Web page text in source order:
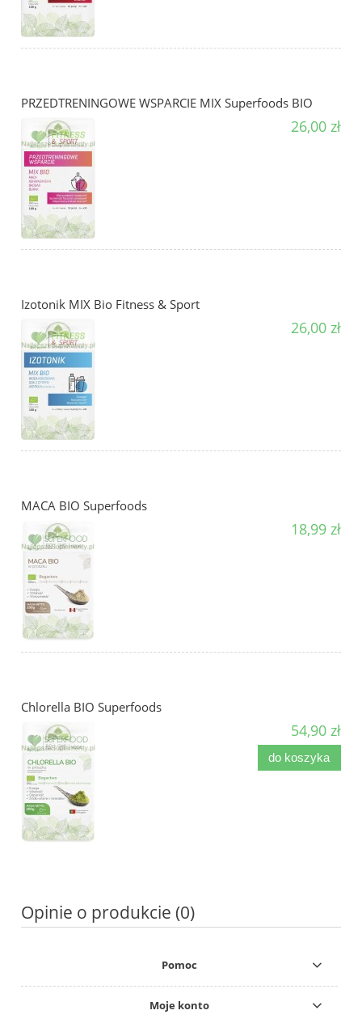
PRZEDTRENINGOWE WSPARCIE MIX Superfoods BIO
26,00 zł
Izotonik MIX Bio Fitness & Sport
26,00 zł
MACA BIO Superfoods
18,99 zł
Chlorella BIO Superfoods
54,90 zł
do koszyka
Opinie o produkcie (0)
Pomoc
Moje konto